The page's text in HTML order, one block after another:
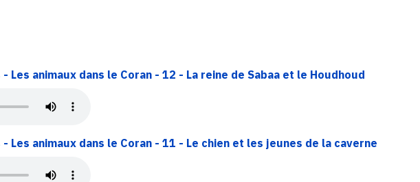
Les animaux dans le Coran - 12 - La reine de Sabaa et le Houdhoud
Les animaux dans le Coran - 11 - Le chien et les jeunes de la caverne